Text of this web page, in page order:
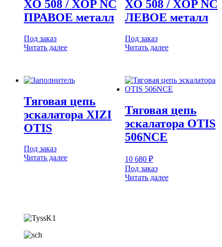
XO 508 / XOP NC
ПРАВОЕ металл
Под заказ
Читать далее
XO 508 / XOP NC
ЛЕВОЕ металл
Под заказ
Читать далее
Тяговая цепь
эскалатора XIZI
OTIS
Под заказ
Читать далее
Тяговая цепь
эскалатора OTIS
506NCE
10 680 ₽
Под заказ
Читать далее